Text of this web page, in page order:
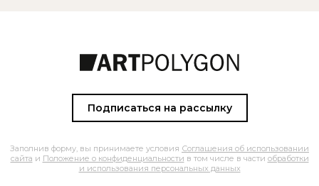
Подписаться на рассылку
Заполнив форму, вы принимаете условия Соглашения об использовании
сайта и Положение о конфиденциальности в том числе в части обработки
и использования персональных данных